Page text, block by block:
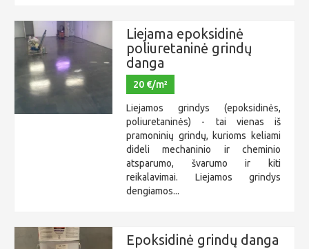
Liejama epoksidinė
poliuretaninė grindų
danga
20 €/m²
Liejamos grindys (epoksidinės,
poliuretaninės) - tai vienas iš
pramoninių grindų, kurioms keliami
dideli mechaninio ir cheminio
atsparumo, švarumo ir kiti
reikalavimai. Liejamos grindys
dengiamos...
Epoksidinė grindų danga